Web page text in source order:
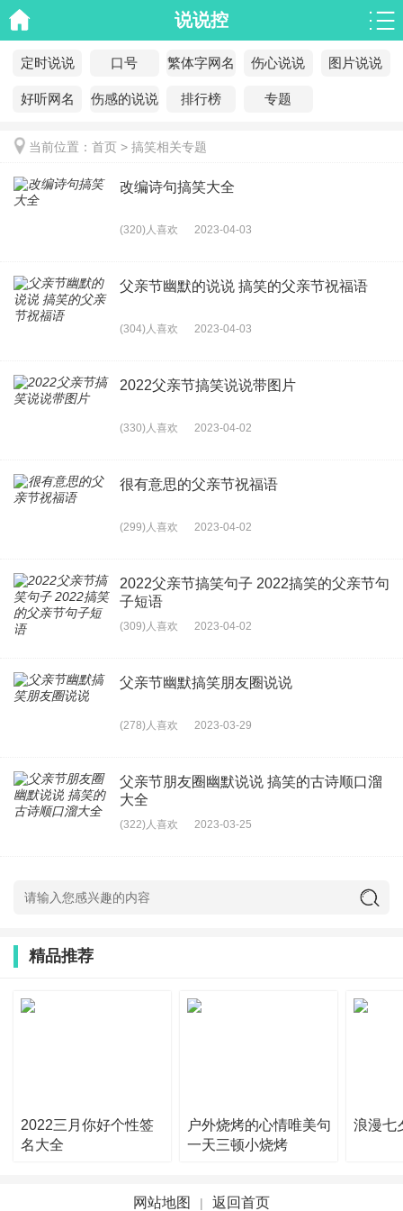
说说控
定时说说 口号 繁体字网名 伤心说说 图片说说
好听网名 伤感的说说 排行榜 专题
当前位置： 首页 > 搞笑相关专题
改编诗句搞笑大全
(320)人喜欢 2023-04-03
父亲节幽默的说说 搞笑的父亲节祝福语
(304)人喜欢 2023-04-03
2022父亲节搞笑说说带图片
(330)人喜欢 2023-04-02
很有意思的父亲节祝福语
(299)人喜欢 2023-04-02
2022父亲节搞笑句子 2022搞笑的父亲节句
子短语
(309)人喜欢 2023-04-02
父亲节幽默搞笑朋友圈说说
(278)人喜欢 2023-03-29
父亲节朋友圈幽默说说 搞笑的古诗顺口溜
大全
(322)人喜欢 2023-03-25
精品推荐
2022三月你好个性签
名大全
户外烧烤的心情唯美句
一天三顿小烧烤
浪漫七
网站地图 | 返回首页